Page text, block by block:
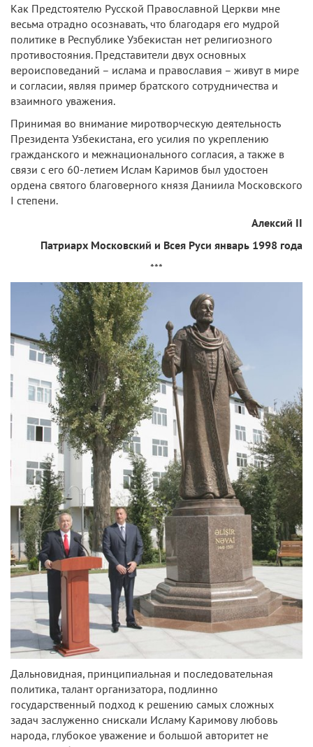
Как Предстоятелю Русской Православной Церкви мне
весьма отрадно осознавать, что благодаря его мудрой
политике в Республике Узбекистан нет религиозного
противостояния. Представители двух основных
вероисповеданий – ислама и православия – живут в мире
и согласии, являя пример братского сотрудничества и
взаимного уважения.
Принимая во внимание миротворческую деятельность
Президента Узбекистана, его усилия по укреплению
гражданского и межнационального согласия, а также в
связи с его 60-летием Ислам Каримов был удостоен
ордена святого благоверного князя Даниила Московского
I степени.
Алексий II
Патриарх Московский и Всея Руси январь 1998 года
***
Дальновидная, принципиальная и последовательная
политика, талант организатора, подлинно
государственный подход к решению самых сложных
задач заслуженно снискали Исламу Каримову любовь
народа, глубокое уважение и большой авторитет не